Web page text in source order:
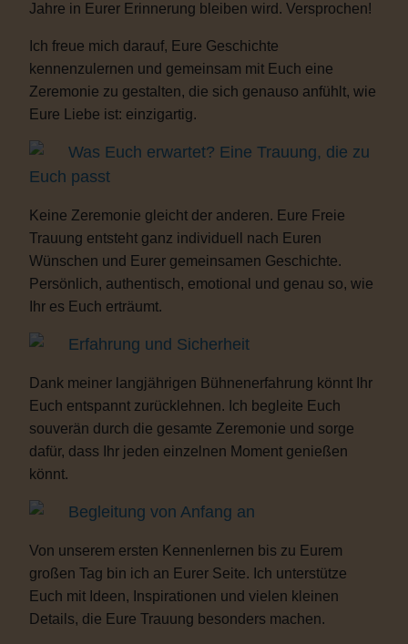
Jahre in Eurer Erinnerung bleiben wird. Versprochen!
Ich freue mich darauf, Eure Geschichte
kennenzulernen und gemeinsam mit Euch eine
Zeremonie zu gestalten, die sich genauso anfühlt, wie
Eure Liebe ist: einzigartig.
Was Euch erwartet? Eine Trauung, die zu
Euch passt
Keine Zeremonie gleicht der anderen. Eure Freie
Trauung entsteht ganz individuell nach Euren
Wünschen und Eurer gemeinsamen Geschichte.
Persönlich, authentisch, emotional und genau so, wie
Ihr es Euch erträumt.
Erfahrung und Sicherheit
Dank meiner langjährigen Bühnenerfahrung könnt Ihr
Euch entspannt zurücklehnen. Ich begleite Euch
souverän durch die gesamte Zeremonie und sorge
dafür, dass Ihr jeden einzelnen Moment genießen
könnt.
Begleitung von Anfang an
Von unserem ersten Kennenlernen bis zu Eurem
großen Tag bin ich an Eurer Seite. Ich unterstütze
Euch mit Ideen, Inspirationen und vielen kleinen
Details, die Eure Trauung besonders machen.